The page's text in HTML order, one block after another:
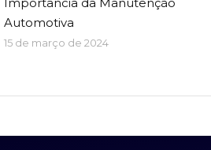
Importância da Manutenção
Automotiva
15 de março de 2024